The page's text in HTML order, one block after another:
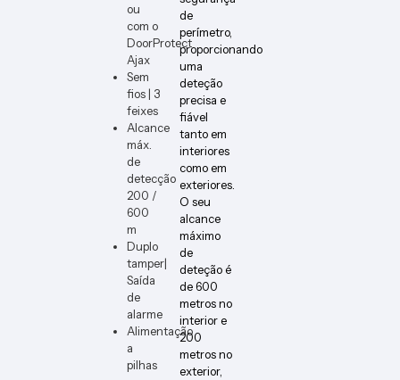
ou
com o
DoorProtect
Ajax
Sem
fios | 3
feixes
Alcance
máx.
de
detecção
200 /
600
m
Duplo
tamper|
Saída
de
alarme
Alimentação
a
pilhas
de
perímetro,
proporcionando
uma
deteção
precisa e
fiável
tanto em
interiores
como em
exteriores.
O seu
alcance
máximo
de
deteção é
de 600
metros no
interior e
200
metros no
exterior,